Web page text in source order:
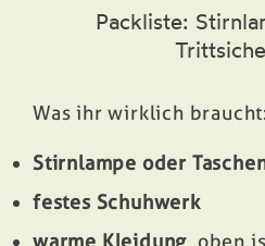
Packliste:
Was ihr wirklich
Stirnlampe oder
festes Schuhwerk
warme Kleidung, oben